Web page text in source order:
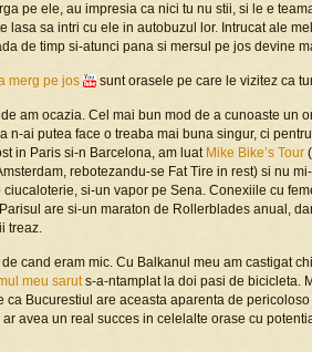
pe ele, au impresia ca nici tu nu stii, si le e
lasa sa intri cu ele in autobuzul lor. Intrucat ale
de timp si-atunci pana si mersul pe jos devine
merg pe jos sunt orasele pe care le vizitez ca
am ocazia. Cel mai bun mod de a cunoaste un
n-ai putea face o treaba mai buna singur, ci
in Paris si-n Barcelona, am luat Mike Bike’s Tour
rebotezandu-se Fat Tire in rest) si nu
si-un vapor pe Sena. Conexiile cu
are si-un maraton de Rollerblades anual,
treaz.
de cand eram mic. Cu Balkanul meu am castigat
meu saruts-a-ntamplat la doi pasi de bicicleta.
ca Bucurestiul are aceasta aparenta de
avea un real succes in celelalte orase cu